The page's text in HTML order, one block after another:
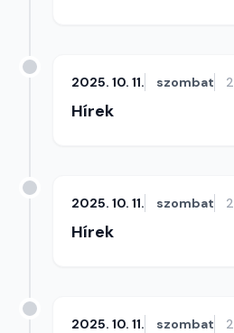
2025. 10. 11. szombat
Hírek
2025. 10. 11. szombat
Hírek
2025. 10. 11. szombat